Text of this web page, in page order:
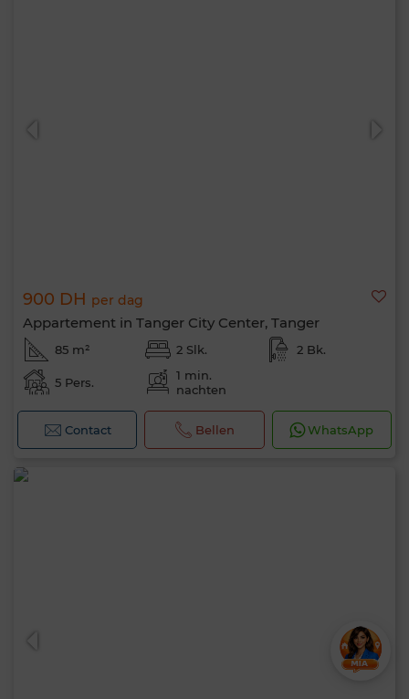
900 DH per dag
Appartement in Tanger City Center, Tanger
85 m² 2 Slk. 2 Bk.
5 Pers.
1 min.
nachten
Contact Bellen WhatsApp